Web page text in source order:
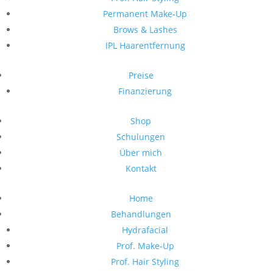
Permanent Make-Up
Brows & Lashes
IPL Haarentfernung
Preise
Finanzierung
Shop
Schulungen
Über mich
Kontakt
Home
Behandlungen
Hydrafacial
Prof. Make-Up
Prof. Hair Styling